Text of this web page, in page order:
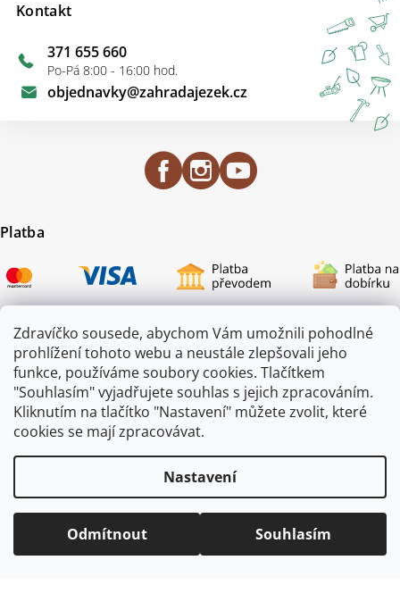
Zdravíčko sousede, abychom Vám umožnili pohodlné
prohlížení tohoto webu a neustále zlepšovali jeho
funkce, používáme soubory cookies. Tlačítkem
"Souhlasím" vyjadřujete souhlas s jejich zpracováním.
Kliknutím na tlačítko "Nastavení" můžete zvolit, které
cookies se mají zpracovávat.
Nastavení
Odmítnout Souhlasím
Kontakt
objednavky@zahradajezek.cz
371 655 660
Po-Pá 8:00 - 16:00 hod.
Platba
Certifikace